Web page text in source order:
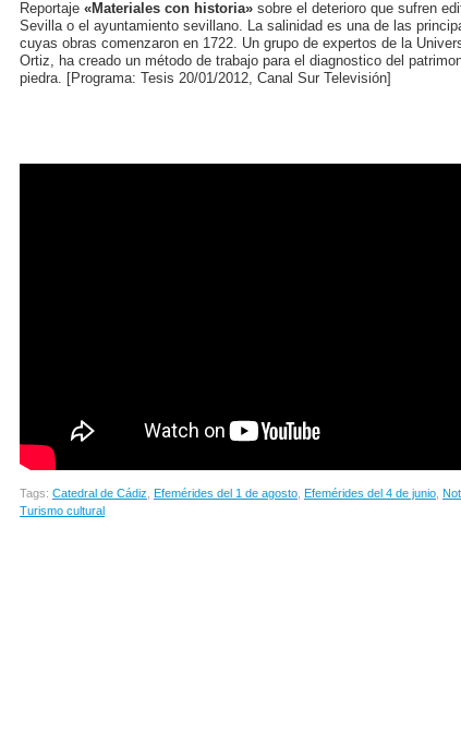
Reportaje «Materiales con historia» sobre el deterioro que sufren
Sevilla o el ayuntamiento sevillano. La salinidad es una de las
cuyas obras comenzaron en 1722. Un grupo de expertos de la
Ortiz, ha creado un método de trabajo para el diagnostico del
piedra. [Programa: Tesis 20/01/2012, Canal Sur Televisión]
Tags: Catedral de Cádiz Efemérides del 1 de agosto Efemérides del 4 de junio
Turismo cultural